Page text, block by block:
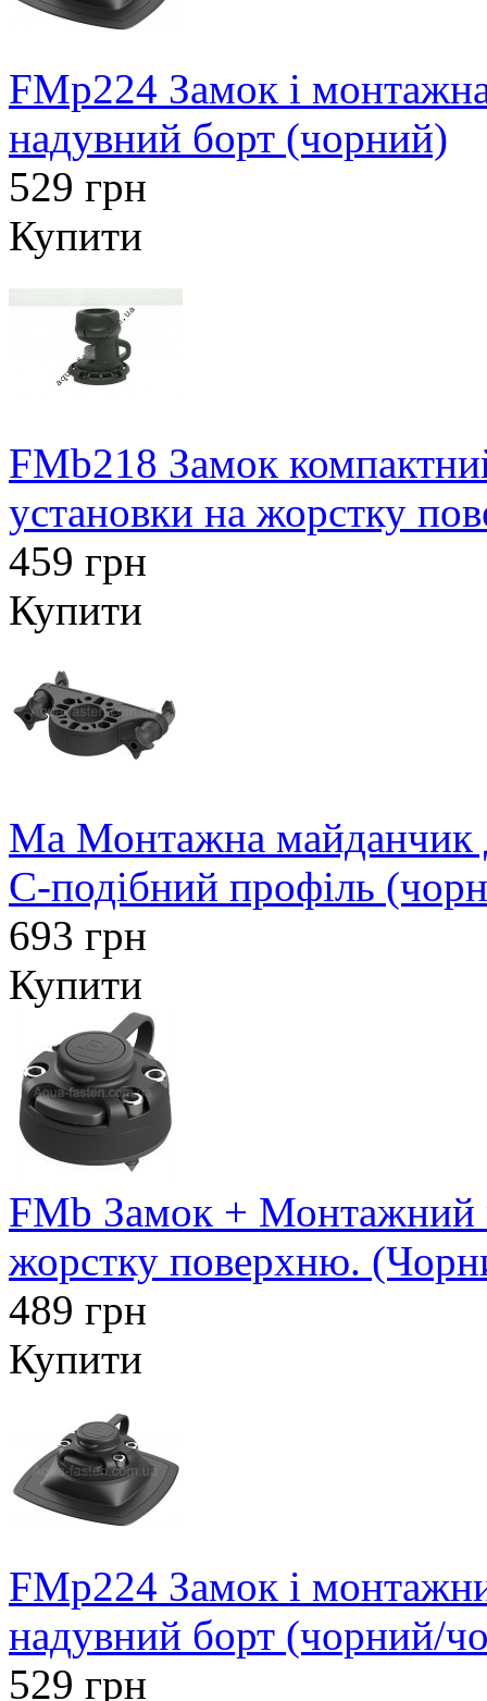
FMp224 Замок і
надувний борт (чорний)
529 грн
Купити
FMb218 Замок
установки на жорстку
459 грн
Купити
Ma Монтажна майданчик
С-подібний профіль
693 грн
Купити
FMb Замок + Монтажний
жорстку поверхню.
489 грн
Купити
FMp224 Замок і
надувний борт (чорний/
529 грн